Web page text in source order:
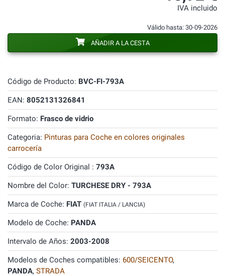
Código de Producto: BVC-FI-793A
EAN: 8052131326841
Formato: Frasco de vidrio
Categoria: Pinturas para Coche en colores originales
carrocería
Código de Color Original : 793A
Nombre del Color: TURCHESE DRY - 793A
Marca de Coche: FIAT (FIAT ITALIA / LANCIA)
Modelo de Coche: PANDA
Intervalo de Años: 2003-2008
Modelos de Coches compatibles: 600/SEICENTO,
PANDA, STRADA
IVA incluido
Válido hasta: 30-09-2026
AÑADIR A LA CESTA